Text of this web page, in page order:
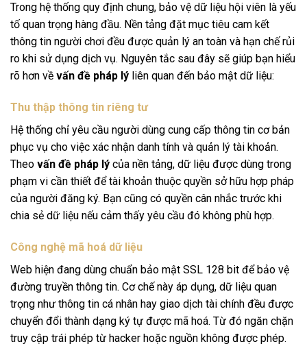
Trong hệ thống quy định chung, bảo vệ dữ liệu hội viên là yếu
tố quan trọng hàng đầu. Nền tảng đặt mục tiêu cam kết
thông tin người chơi đều được quản lý an toàn và hạn chế rủi
ro khi sử dụng dịch vụ. Nguyên tắc sau đây sẽ giúp bạn hiểu
rõ hơn về vấn đề pháp lý liên quan đến bảo mật dữ liệu:
Thu thập thông tin riêng tư
Hệ thống chỉ yêu cầu người dùng cung cấp thông tin cơ bản
phục vụ cho việc xác nhận danh tính và quản lý tài khoản.
Theo vấn đề pháp lý của nền tảng, dữ liệu được dùng trong
phạm vi cần thiết để tài khoản thuộc quyền sở hữu hợp pháp
của người đăng ký. Bạn cũng có quyền cân nhắc trước khi
chia sẻ dữ liệu nếu cảm thấy yêu cầu đó không phù hợp.
Công nghệ mã hoá dữ liệu
Web hiện đang dùng chuẩn bảo mật SSL 128 bit để bảo vệ
đường truyền thông tin. Cơ chế này áp dụng, dữ liệu quan
trọng như thông tin cá nhân hay giao dịch tài chính đều được
chuyển đổi thành dạng ký tự được mã hoá. Từ đó ngăn chặn
truy cập trái phép từ hacker hoặc nguồn không được phép.